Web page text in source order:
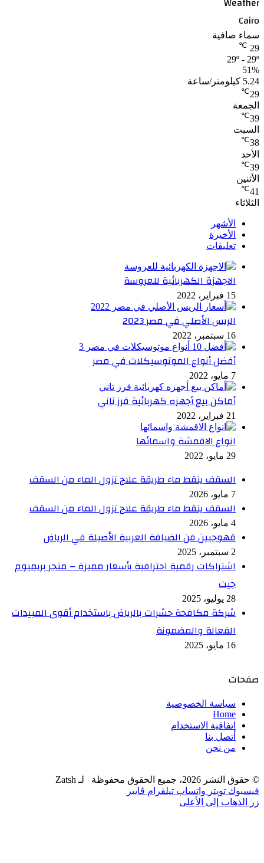
Cairo
سماء صافية
29
℃
29º - 29º
51%
5.24 كيلومتر/ساعة
29
℃
الجمعة
39
℃
السبت
38
℃
الأحد
39
℃
الأثنين
41
℃
الثلاثاء
الأشهر
الأخيرة
تعليقات
الاجهزة الكهربائية للعروسة
15 فبراير، 2022
الريس الأصلي في مصر 2023
16 سبتمبر، 2022
أفضل أنواع الموتوسيكلات في مصر
7 مايو، 2022
أماكن بيع أجهزه كهربائية فرز تاني
21 فبراير، 2022
انواع الاقمشة واسمائها
29 مايو، 2022
السقف ينقط ماء طريقة علاج نزول الماء من السقف
7 مايو، 2026
السقف ينقط ماء طريقة علاج نزول الماء من السقف
4 مايو، 2026
قهوجيين فن الضيافة العربية الأصيلة في الرياض
2 سبتمبر، 2025
اشتراكات رقمية احترافية بأسعار مميزة – متجر بريميوم
جيت
28 يوليو، 2025
شركة مكافحة حشرات بالرياض باستخدام أقوى المبيدات
الفعالة والمضمونة
16 مايو، 2025
صفحات
سياسة الخصوصية
Home
اتفاقية الاستخدام
أتصل بنا
من نحن
© حقوق النشر 2026، جميع الحقوق محفوظة لـ Zatsh
فيسبوك تويتر واتساب تيلقرام ڤايبر
زر الذهاب إلى الأعلى